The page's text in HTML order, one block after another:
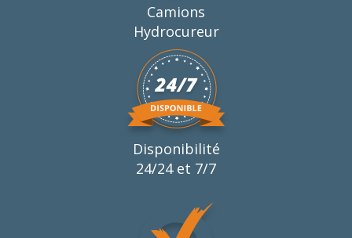
Camions
Hydrocureur
Disponibilité
24/24 et 7/7